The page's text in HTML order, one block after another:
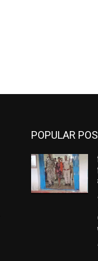
POPULAR